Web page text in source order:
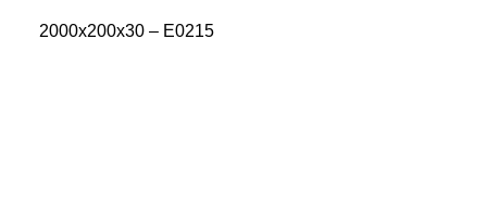
2000x200x30 – E0215